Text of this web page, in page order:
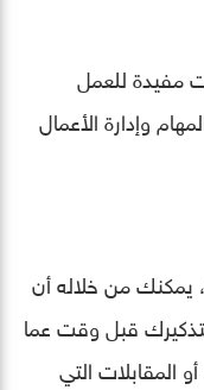
مفيدة للعمل
وإدارة الأعمال
يمكنك من خلاله أن
قبل وقت عما
المقابلات التي